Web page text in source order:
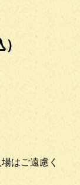
はご遠慮く